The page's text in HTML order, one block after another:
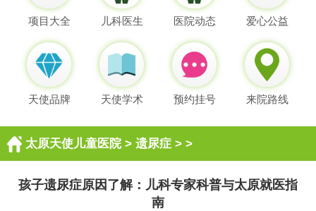
项目大全 儿科医生 医院动态 爱心公益
天使品牌 天使学术 预约挂号 来院路线
太原天使儿童医院> 遗尿症> >
孩子遗尿症原因了解：儿科专家科普与太原就医指
南